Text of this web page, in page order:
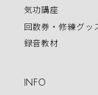
気功講座
回数券・修練グッ
録音教材
INFO